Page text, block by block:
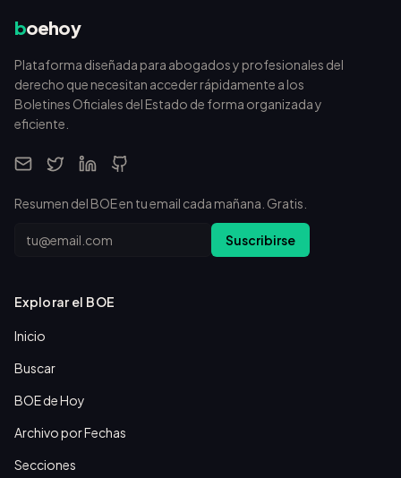
boehoy
Plataforma diseñada para abogados y profesionales del
derecho que necesitan acceder rápidamente a los
Boletines Oficiales del Estado de forma organizada y
eficiente.
Resumen del BOE en tu email cada mañana. Gratis.
Email Suscribirse
Explorar el BOE
Inicio
Buscar
BOE de Hoy
Archivo por Fechas
Secciones